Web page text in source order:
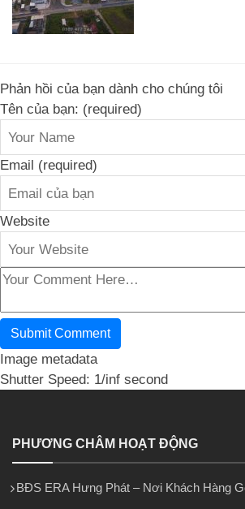
Phản hồi của bạn dành cho chúng tôi
Tên của bạn: (required)
Email (required)
Website
Image metadata
Shutter Speed: 1/inf second
PHƯƠNG CHÂM HOẠT ĐỘNG
BĐS ERA Hưng Phát – Nơi Khách Hàng